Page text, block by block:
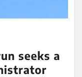
seeks a